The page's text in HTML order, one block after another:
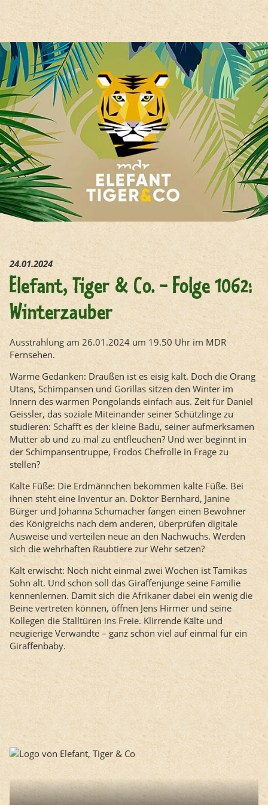
Hauptregion der Seite
24.01.2024
Elefant, Tiger & Co. - Folge 1062:
Winterzauber
Ausstrahlung am 26.01.2024 um 19.50 Uhr im MDR
Fernsehen.
Warme Gedanken: Draußen ist es eisig kalt. Doch die Orang
Utans, Schimpansen und Gorillas sitzen den Winter im
Innern des warmen Pongolands einfach aus. Zeit für Daniel
Geissler, das soziale Miteinander seiner Schützlinge zu
studieren: Schafft es der kleine Badu, seiner aufmerksamen
Mutter ab und zu mal zu entfleuchen? Und wer beginnt in
der Schimpansentruppe, Frodos Chefrolle in Frage zu
stellen?
Kalte Füße: Die Erdmännchen bekommen kalte Füße. Bei
ihnen steht eine Inventur an. Doktor Bernhard, Janine
Bürger und Johanna Schumacher fangen einen Bewohner
des Königreichs nach dem anderen, überprüfen digitale
Ausweise und verteilen neue an den Nachwuchs. Werden
sich die wehrhaften Raubtiere zur Wehr setzen?
Kalt erwischt: Noch nicht einmal zwei Wochen ist Tamikas
Sohn alt. Und schon soll das Giraffenjunge seine Familie
kennenlernen. Damit sich die Afrikaner dabei ein wenig die
Beine vertreten können, öffnen Jens Hirmer und seine
Kollegen die Stalltüren ins Freie. Klirrende Kälte und
neugierige Verwandte – ganz schön viel auf einmal für ein
Giraffenbaby.